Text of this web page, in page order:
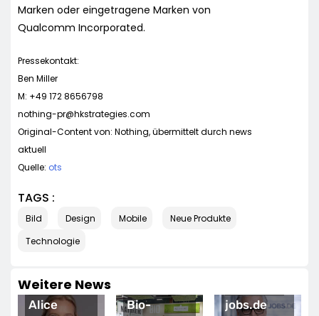
Marken oder eingetragene Marken von
Qualcomm Incorporated.
Pressekontakt:
Ben Miller
M: +49 172 8656798
nothing-pr@hkstrategies.com
Original-Content von: Nothing, übermittelt durch news
aktuell
Quelle: ots
TAGS :
Bild Design Mobile
Neue Produkte
Technologie
Weitere News
HANDEL
Bio-
jobs.de
Hektische